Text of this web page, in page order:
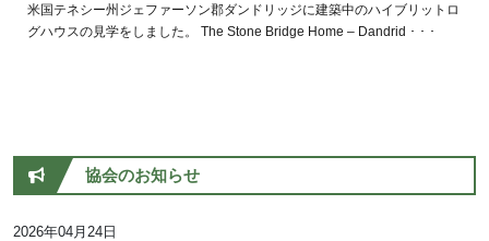
米国テネシー州ジェファーソン郡ダンドリッジに建築中のハイブリットロ
グハウスの見学をしました。 The Stone Bridge Home – Dandrid ･ ･ ･
協会のお知らせ
2026年04月24日